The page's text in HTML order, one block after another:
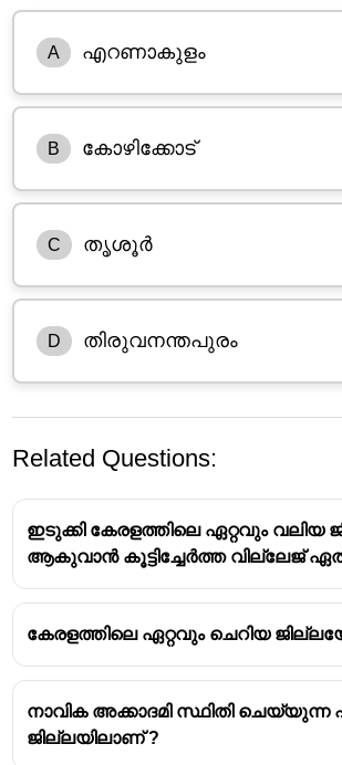
A എറണാകുളം
B കോഴിക്കോട്
C തൃശൂർ
D തിരുവനന്തപുരം
Related Questions:
ഇടുക്കി കേരളത്തിലെ ഏറ്റവും വലിയ
ആകുവാൻ കൂട്ടിച്ചേർത്ത വില്ലേജ്
കേരളത്തിലെ ഏറ്റവും ചെറിയ
നാവിക അക്കാദമി സ്ഥിതി
ജില്ലയിലാണ് ?